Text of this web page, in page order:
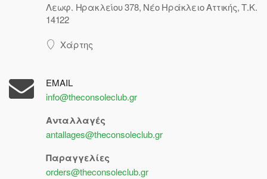
Λεωφ. Ηρακλείου 378, Νέο Ηράκλειο Αττικής, Τ.Κ.
14122
Χάρτης
EMAIL
info@theconsoleclub.gr
Ανταλλαγές
antallages@theconsoleclub.gr
Παραγγελίες
orders@theconsoleclub.gr